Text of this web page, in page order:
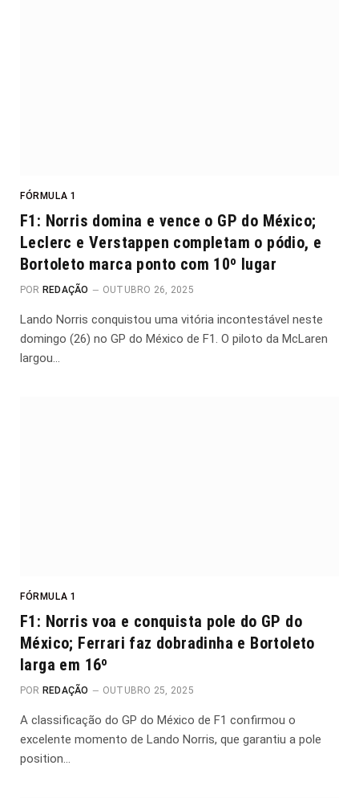
FÓRMULA 1
F1: Norris domina e vence o GP do México;
Leclerc e Verstappen completam o pódio, e
Bortoleto marca ponto com 10º lugar
POR REDAÇÃO OUTUBRO 26, 2025
Lando Norris conquistou uma vitória incontestável neste
domingo (26) no GP do México de F1. O piloto da McLaren
largou…
FÓRMULA 1
F1: Norris voa e conquista pole do GP do
México; Ferrari faz dobradinha e Bortoleto
larga em 16º
POR REDAÇÃO OUTUBRO 25, 2025
A classificação do GP do México de F1 confirmou o
excelente momento de Lando Norris, que garantiu a pole
position…